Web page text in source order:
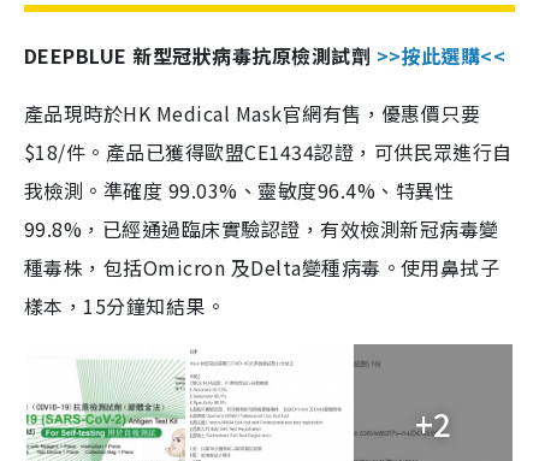
DEEPBLUE 新型冠狀病毒抗原檢測試劑 >>按此選購<<
產品現時於HK Medical Mask官網有售，優惠價只要
$18/件。產品已獲得歐盟CE1434認證，可供民眾進行自
我檢測。準確度 99.03%、靈敏度96.4%、特異性
99.8%，已經通過臨床實驗認證，有效檢測新冠病毒變
種毒株，包括Omicron 及Delta變種病毒。使用鼻拭子
樣本，15分鐘知結果。
+2